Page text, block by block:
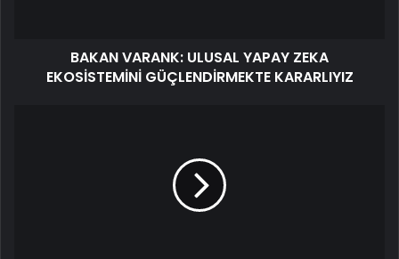
BAKAN VARANK: ULUSAL YAPAY ZEKA
EKOSİSTEMİNİ GÜÇLENDİRMEKTE KARARLIYIZ